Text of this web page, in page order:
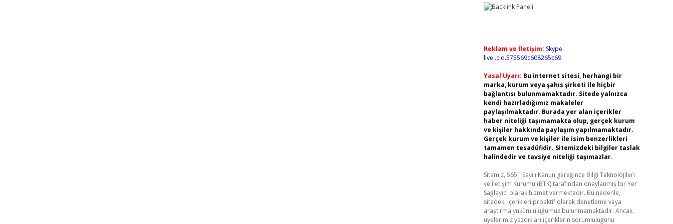
Reklam ve İletişim: Skype:
live:.cid.575569c608265c69
Yasal Uyarı: Bu internet sitesi, herhangi bir
marka, kurum veya şahıs şirketi ile hiçbir
bağlantısı bulunmamaktadır. Sitede yalnızca
kendi hazırladığımız makaleler
paylaşılmaktadır. Burada yer alan içerikler
haber niteliği taşımamakta olup, gerçek kurum
ve kişiler hakkında paylaşım yapılmamaktadır.
Gerçek kurum ve kişiler ile isim benzerlikleri
tamamen tesadüfidir. Sitemizdeki bilgiler taslak
halindedir ve tavsiye niteliği taşımazlar.
Sitemiz, 5651 Sayılı Kanun gereğince Bilgi Teknolojileri
ve İletişim Kurumu (BTK) tarafından onaylanmış bir Yer
Sağlayıcı olarak hizmet vermektedir. Bu nedenle,
sitedeki içerikleri proaktif olarak denetleme veya
araştırma yükümlülüğümüz bulunmamaktadır. Ancak,
üyelerimiz yazdıkları içeriklerin sorumluluğunu